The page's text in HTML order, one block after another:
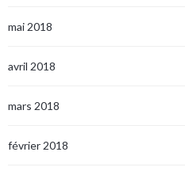
mai 2018
avril 2018
mars 2018
février 2018